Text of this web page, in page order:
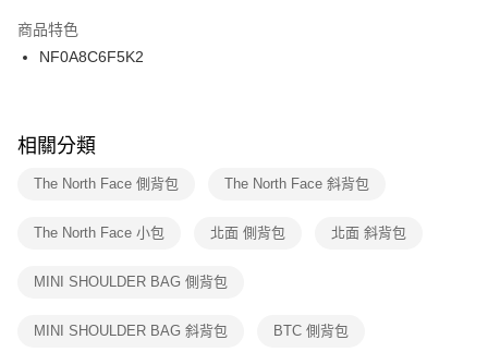
２．訂單成立數日內，您將收到繳費通知簡訊。
３．收到繳費通知簡訊後14天內，點擊此簡訊中的連結，可透過四大超商／
ATM／網路銀行／等多元方式進行付款，方視為交易完成。
※ 交易是否成功請以「AFTEE先享後付 」之結帳頁面顯示為準，若有關於
是否繳費成功／繳費後需取消欲退款等相關疑問，請聯繫「AFTEE先享後付
客戶支援中心」https://netprotections.freshdesk.com/support/home
１．透過由恩沛科技股份有限公司提供之「AFTEE先享後付」服務完成之交
權轉讓予恩沛科技股份有限公司。
３．未成年的使用者請事先徵得法定代理人或監護人之同意方可使用
商品特色
NF0A8C6F5K2
相關分類
The North Face 側背包 The North Face 斜背包
The North Face 小包 北面 側背包 北面 斜背包
MINI SHOULDER BAG 側背包
MINI SHOULDER BAG 斜背包 BTC 側背包